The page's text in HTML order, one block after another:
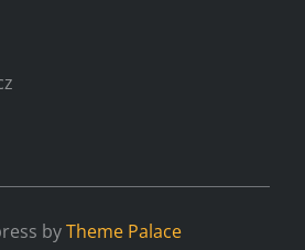
byTheme Palace